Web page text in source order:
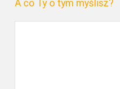
A co Ty o tym myślisz?